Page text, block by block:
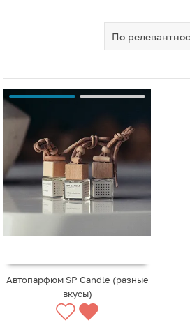
Автопарфюм SP Candle (разные
вкусы)